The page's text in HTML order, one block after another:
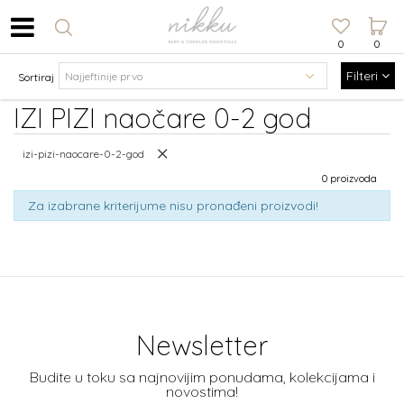
0
0
IZI PIZI naočare 0-2 god
Sortiraj Filteri
izi-pizi-naocare-0-2-god
0 proizvoda
Za izabrane kriterijume nisu pronađeni proizvodi!
Newsletter
Budite u toku sa najnovijim ponudama, kolekcijama i
novostima!